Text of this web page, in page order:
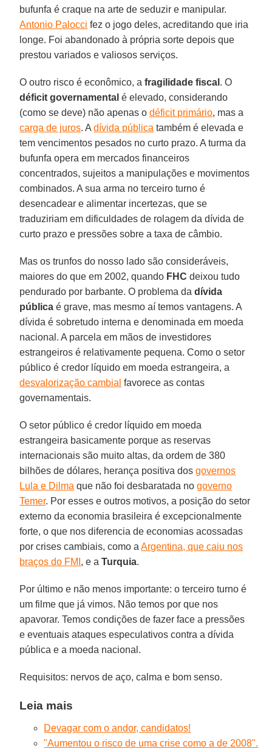
bufunfa é craque na arte de seduzir e manipular.
Antonio Palocci fez o jogo deles, acreditando que iria
longe. Foi abandonado à própria sorte depois que
prestou variados e valiosos serviços.
O outro risco é econômico, afragilidade fiscal . O
déficit governamental é elevado, considerando
(como se deve) não apenas odéficit primário, mas a
carga de juros. Adívida pública também é elevada e
tem vencimentos pesados no curto prazo. A turma da
bufunfa opera em mercados financeiros
concentrados, sujeitos a manipulações e movimentos
combinados. A sua arma no terceiro turno é
desencadear e alimentar incertezas, que se
traduziriam em dificuldades de rolagem da dívida de
curto prazo e pressões sobre a taxa de câmbio.
Mas os trunfos do nosso lado são consideráveis,
maiores do que em 2002, quando FHC deixou tudo
pendurado por barbante. O problema dadívida
pública é grave, mas mesmo aí temos vantagens. A
dívida é sobretudo interna e denominada em moeda
nacional. A parcela em mãos de investidores
estrangeiros é relativamente pequena. Como o setor
público é credor líquido em moeda estrangeira, a
desvalorização cambial favorece as contas
governamentais.
O setor público é credor líquido em moeda
estrangeira basicamente porque as reservas
internacionais são muito altas, da ordem de 380
bilhões de dólares, herança positiva dosgovernos
Lula e Dilma que não foi desbaratada nogoverno
Temer. Por esses e outros motivos, a posição do setor
externo da economia brasileira é excepcionalmente
forte, o que nos diferencia de economias acossadas
por crises cambiais, como aArgentina, que caiu nos
braços do FMI , e aTurquia.
Por último e não menos importante: o terceiro turno é
um filme que já vimos. Não temos por que nos
apavorar. Temos condições de fazer face a pressões
e eventuais ataques especulativos contra a dívida
pública e a moeda nacional.
Requisitos: nervos de aço, calma e bom senso.
Leia mais
Devagar com o andor, candidatos!
"Aumentou o risco de uma crise como a de 2008".